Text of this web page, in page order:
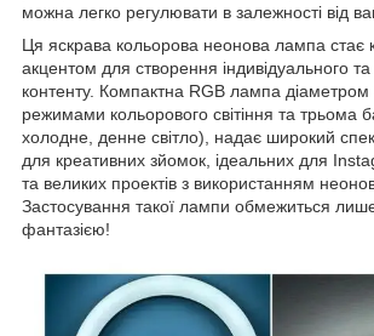
можна легко регулювати в залежності від
Ця яскрава кольорова неонова лампа стає
акцентом для створення індивідуального та
контенту. Компактна RGB лампа
режимами кольорового світіння та трьома
холодне, денне світло), надає широкий
для креативних зйомок, ідеальних для
та великих проектів з використанням
Застосування такої лампи обмежиться
фантазією!